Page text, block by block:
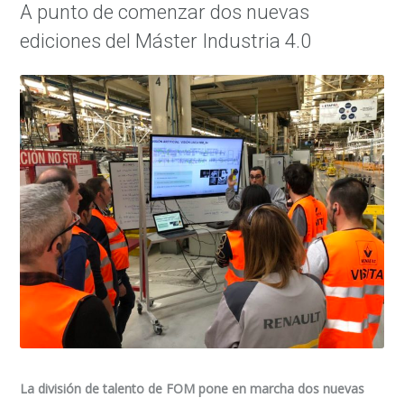
A punto de comenzar dos nuevas
ediciones del Máster Industria 4.0
La división de talento de FOM pone en marcha dos nuevas